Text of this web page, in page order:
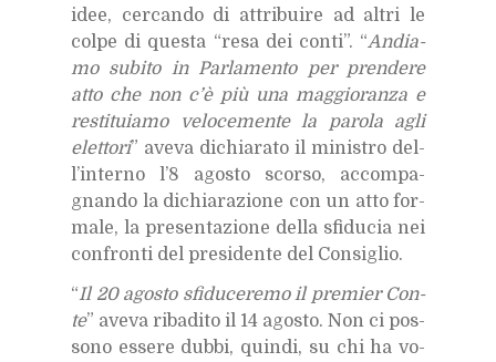
idee, cer­can­do di at­tri­bui­re ad al­tri le
col­pe di que­sta “resa dei con­ti”. “An­dia­
mo su­bi­to in Par­la­men­to per pren­de­re
atto che non c’è più una mag­gio­ran­za e
re­sti­tuia­mo ve­lo­ce­men­te la pa­ro­la agli
elet­to­ri” ave­va di­chia­ra­to il mi­ni­stro del­
l’in­ter­no l’8 ago­sto scor­so, ac­com­pa­
gnan­do la di­chia­ra­zio­ne con un atto for­
ma­le, la pre­sen­ta­zio­ne del­la sfi­du­cia nei
con­fron­ti del pre­si­den­te del Con­si­glio.
“Il 20 ago­sto sfi­du­ce­re­mo il pre­mier Con­
te” ave­va ri­ba­di­to il 14 ago­sto. Non ci pos­
so­no es­se­re dub­bi, quin­di, su chi ha vo­